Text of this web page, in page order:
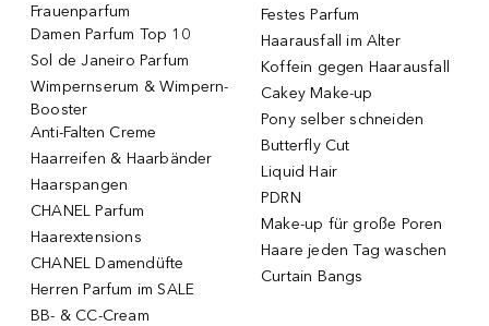
Frauenparfum
Damen Parfum Top 10
Sol de Janeiro Parfum
Wimpernserum & Wimpern-
Booster
Anti-Falten Creme
Haarreifen & Haarbänder
Haarspangen
CHANEL Parfum
Haarextensions
CHANEL Damendüfte
Herren Parfum im SALE
BB- & CC-Cream
Festes Parfum
Haarausfall im Alter
Koffein gegen Haarausfall
Cakey Make-up
Pony selber schneiden
Butterfly Cut
Liquid Hair
PDRN
Make-up für große Poren
Haare jeden Tag waschen
Curtain Bangs